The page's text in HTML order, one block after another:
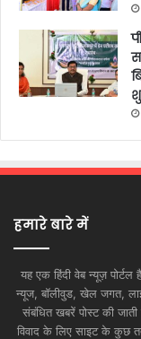
हमारे बारे में
यह एक हिंदी वेब न्यूज़
न्यूज, बॉलीवुड, खेल जगत,
संबंधित खबरें पोस्ट की
विवाद के लिए साइट के कुछ